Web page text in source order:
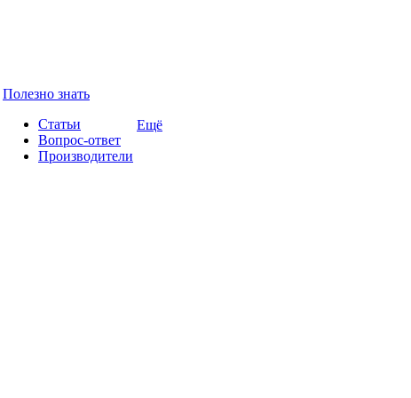
Полезно знать
Статьи
Вопрос-ответ
Производители
Ещё